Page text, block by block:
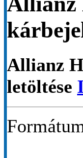
Allianz
letöltése